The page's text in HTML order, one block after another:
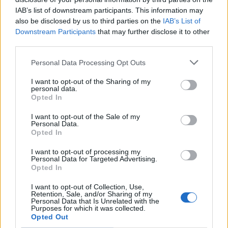
IAB’s list of downstream participants. This information may
also be disclosed by us to third parties on the IAB’s List of
Downstream Participants that may further disclose it to other
Personal Data Processing Opt Outs
I want to opt-out of the Sharing of my
personal data.
Opted In
I want to opt-out of the Sale of my
Personal Data.
Opted In
I want to opt-out of processing my
Personal Data for Targeted Advertising.
Opted In
I want to opt-out of Collection, Use,
Retention, Sale, and/or Sharing of my
Personal Data that Is Unrelated with the
Purposes for which it was collected.
Opted Out
Serbi qëndrimin për
Kosovën, deputeti
ukrainas: Gabim
diplomatik, Ukraina duhet
ta njohë
Vihet nën kontroll zjarri në
Cërrik, digjen 2 hektarë
tokë dhe rreth 250 rrënjë
Përfundon protesta e 71-
të qytetare, mesazhi i
qartë për qeverinë: “Nesër
më shumë”, kërkohet
Remzie Osmani
emocionon me dedikimin
për mbesën Ema: Jeta ime